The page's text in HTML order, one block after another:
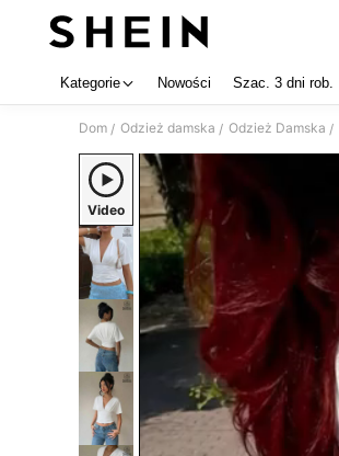
Kategorie Nowości Szac. 3 dni rob.
Dom / Odzież damska / Odzież Damska /
Video